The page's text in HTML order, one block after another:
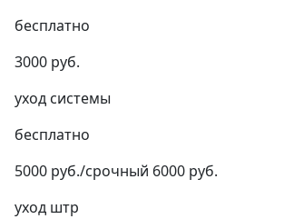
бесплатно
3000 руб.
уход системы
бесплатно
5000 руб./срочный 6000 руб.
уход штр